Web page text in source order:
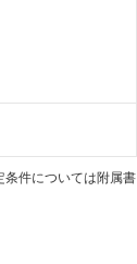
条件については附属書